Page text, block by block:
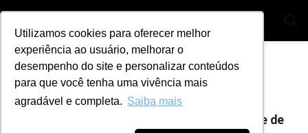
Utilizamos cookies para oferecer melhor
experiência ao usuário, melhorar o
desempenho do site e personalizar conteúdos
para que você tenha uma vivência mais
agradável e completa. Saiba mais
Home Tag serviço organizado
Tag:serviço organizado
5 dicas para escolher o local para seu quiosque de